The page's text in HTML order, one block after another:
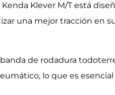
Klever M/T está
una mejor tracción en
de rodadura
lo que es